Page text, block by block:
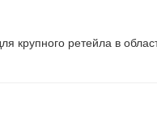
ретейла в